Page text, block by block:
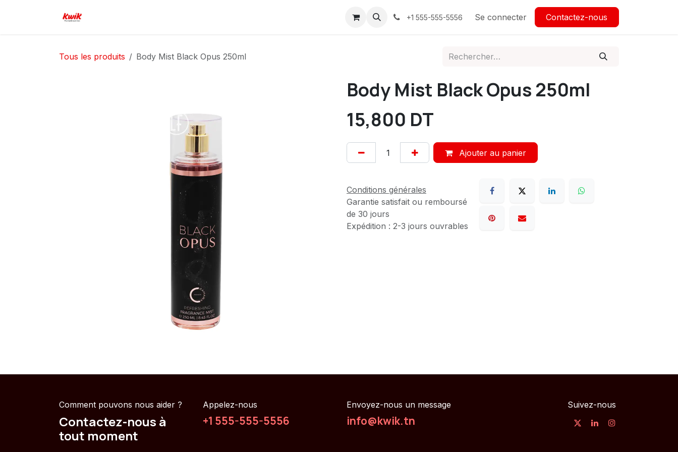
Contactez-nous Confidentialité+1 555-555-5556 Se connecter Contactez-nous
Tous les produits Body Mist Black Opus 250ml
Body Mist Black Opus 250ml
15,800 DT
Ajouter au panier
Conditions générales
Garantie satisfait ou remboursé
de 30 jours
Expédition : 2-3 jours ouvrables
Comment pouvons nous aider ?
Contactez-nous à
tout moment
Appelez-nous
+1 555-555-5556
Envoyez-nous un message
info@kwik.tn
Suivez-nous